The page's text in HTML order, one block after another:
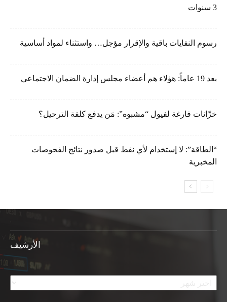
3 سنوات
رسوم النفايات باقية والإقرار مؤجل… واستثناء لمواد أساسية
بعد 19 عاماً: هؤلاء هم أعضاء مجلس إدارة الضمان الاجتماعي
خزّانات فارغة لفيول “مشبوه”: مَن يدفع كلفة الترحيل؟
“الطاقة”: لا إستخدام لأي نفط قبل صدور نتائج الفحوصات
المخبرية
الأرشيف
الأرشيف